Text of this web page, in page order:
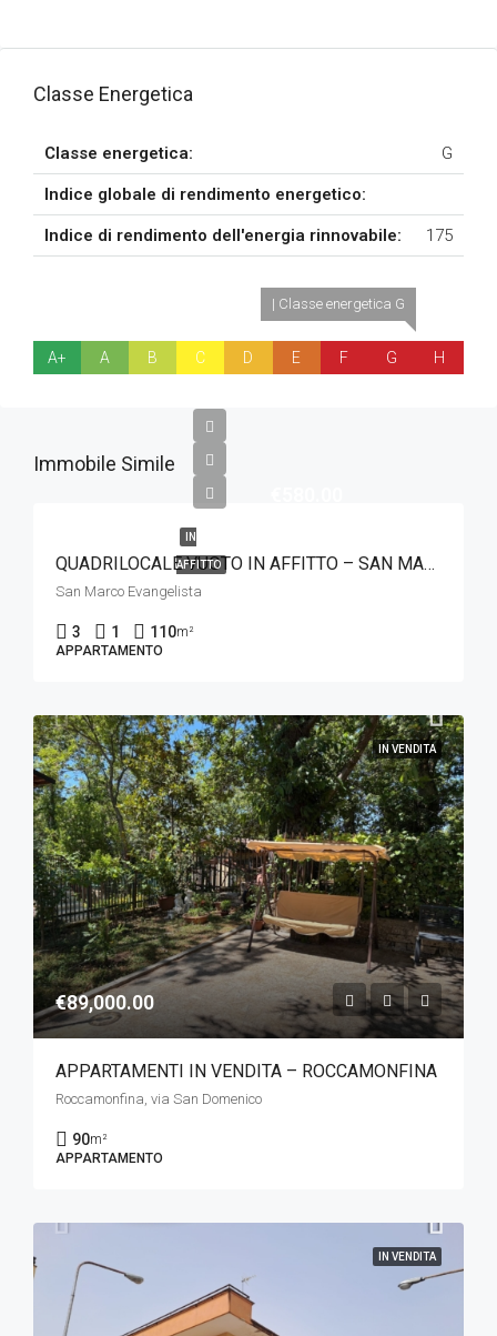
Classe Energetica
Classe energetica: G
Indice globale di rendimento energetico:
Indice di rendimento dell'energia rinnovabile: 175
A+ A B C D E F
| Classe energetica G
G H
Immobile Simile
IN
AFFITTO QUADRILOCALE VUOTO IN AFFITTO – SAN MARCO EVANGELISTA
San Marco Evangelista
3 1 110m²
APPARTAMENTO
IN VENDITA
€89,000.00
APPARTAMENTI IN VENDITA – ROCCAMONFINA
Roccamonfina, via San Domenico
90m²
APPARTAMENTO
IN VENDITA